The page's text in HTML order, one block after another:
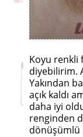
Koyu renkli
diyebilirim.
Yakından
açık kaldı
daha iyi
renginden
dönüşümlü